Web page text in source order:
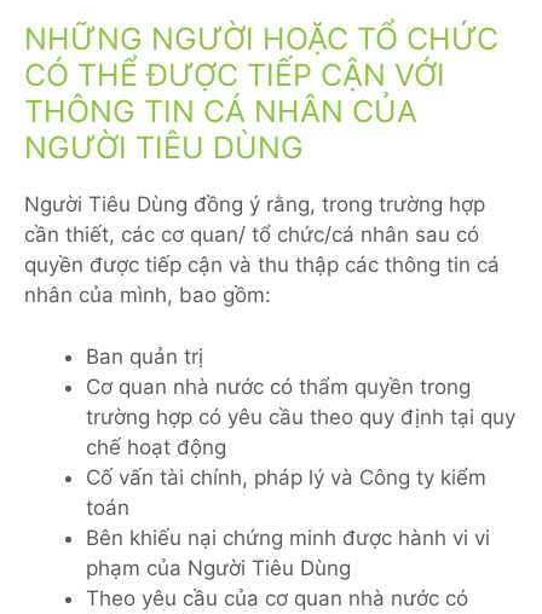
NHỮNG NGƯỜI HOẶC TỔ CHỨC
CÓ THỂ ĐƯỢC TIẾP CẬN VỚI
THÔNG TIN CÁ NHÂN CỦA
NGƯỜI TIÊU DÙNG
Người Tiêu Dùng đồng ý rằng, trong trường hợp
cần thiết, các cơ quan/ tổ chức/cá nhân sau có
quyền được tiếp cận và thu thập các thông tin cá
nhân của mình, bao gồm:
Ban quản trị
Cơ quan nhà nước có thẩm quyền trong
trường hợp có yêu cầu theo quy định tại quy
chế hoạt động
Cố vấn tài chính, pháp lý và Công ty kiểm
toán
Bên khiếu nại chứng minh được hành vi vi
phạm của Người Tiêu Dùng
Theo yêu cầu của cơ quan nhà nước có